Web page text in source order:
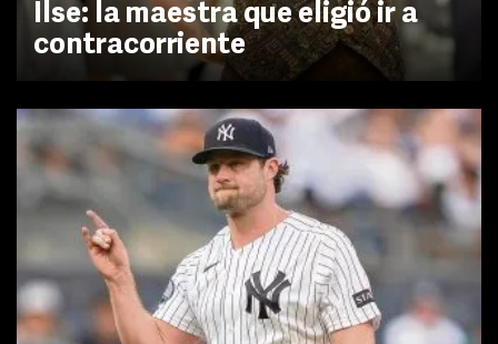
Ilse: la maestra que eligió ir a
contracorriente